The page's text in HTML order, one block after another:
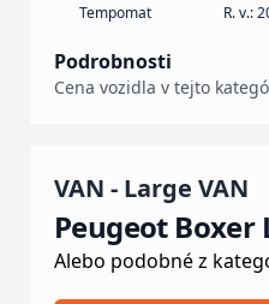
Tempomat
R. v.:
Podrobnosti
Cena vozidla v tejto
VAN - Large VAN
Peugeot Boxer
Alebo podobné z